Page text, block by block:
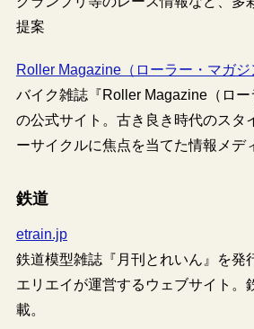
提案
Roller Magazine（ローラー・マガジ
バイク雑誌『Roller Magazine（ロー
の公式サイト。古き良き時代のスタ
ーサイクルに焦点を当てた情報メデ
鉄道
etrain.jp
鉄道模型雑誌『月刊とれいん』を発
エリエイが運営するウェブサイト。
載。